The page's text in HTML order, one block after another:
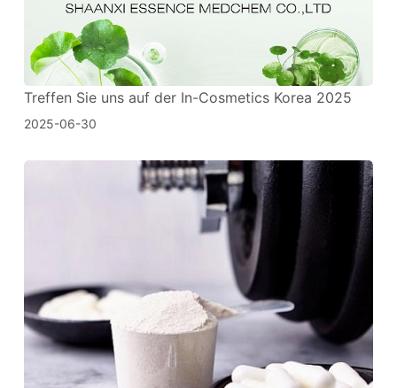
Treffen Sie uns auf der In-Cosmetics Korea 2025
2025-06-30